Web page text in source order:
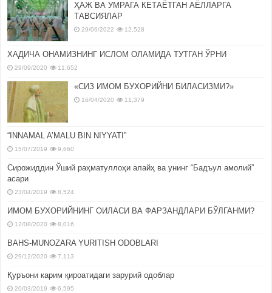
ҲАЖ ВА УМРАГА КЕТАЁТГАН АЁЛЛАРГА
ТАВСИЯЛАР
29/06/2022 12,528
ХАДИЧА ОНАМИЗНИНГ ИСЛОМ ОЛАМИДА ТУТГАН ЎРНИ
29/09/2020 11,652
«СИЗ ИМОМ БУХОРИЙНИ БИЛАСИЗМИ?»
16/04/2020 11,379
“INNAMAL A’MALU BIN NIYYATI”
15/07/2019 9,660
Сирожиддин Ўший раҳматуллоҳи алайҳ ва унинг “Бадъул амолий”
асари
23/04/2019 8,524
ИМОМ БУХОРИЙНИНГ ОИЛАСИ ВА ФАРЗАНДЛАРИ БЎЛГАНМИ?
12/08/2020 8,016
BAHS-MUNOZARA YURITISH ODOBLARI
29/12/2020 7,113
Қуръони карим қироатидаги зарурий одоблар
20/03/2019 6,595